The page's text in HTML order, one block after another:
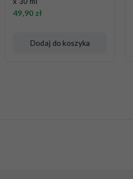
49,90 zł
Dodaj do koszyka